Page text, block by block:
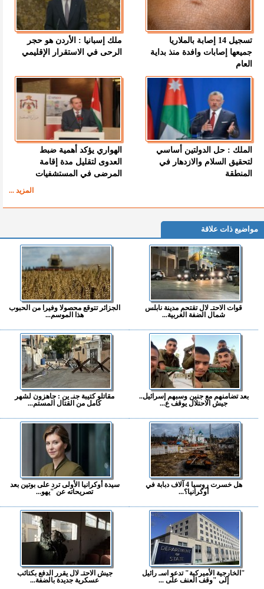
تسجيل 14 إصابة بالملاريا
جميعها إصابات وافدة منذ بداية
العام
ملك إسبانيا : الأردن هو حجر
الرحى في الاستقرار الإقليمي
الملك : حل الدولتين أساسي
لتحقيق السلام والازدهار في
المنطقة
الهواري يؤكد أهمية ضبط
العدوى لتقليل مدة إقامة
المرضى في المستشفيات
المزيد ...
مواضيع ذات علاقة
قوات الاحتـ لال تقتحم مدينة نابلس
شمال الضفة الغربية...
الجزائر تتوقع محصولا وفيرا من الحبوب
هذا الموسم...
بعد تضامنهم مع جنين وسبهم إسرائيل..
جيش الاحتلال يوقف ع...
مقاتلو كتيبة جنـ ين : جاهزون لشهر
كامل من القتال المستم...
هل خسرت روسيا 4 آلاف دبابة في
أوكرانيا؟...
سيدة أوكرانيا الأولى ترد على بوتين بعد
تصريحاته عن "يهو...
"الخارجية الأميركية" تدعو اسـ رائيل
إلى "وقف العنف على ...
جيش الاحتـ لال يقرر الدفع بكتائب
عسكرية جديدة بالضفة...